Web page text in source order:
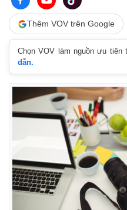
Thêm VOV trên Google
Chọn VOV làm nguồn ưu tiên
dẫn.